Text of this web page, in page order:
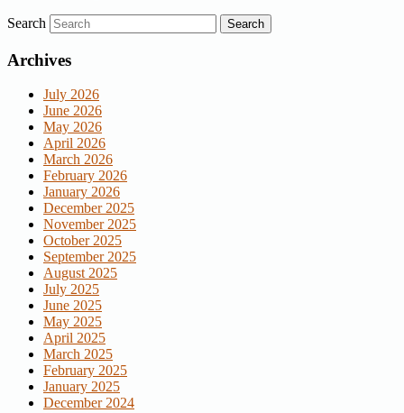
Search
Archives
July 2026
June 2026
May 2026
April 2026
March 2026
February 2026
January 2026
December 2025
November 2025
October 2025
September 2025
August 2025
July 2025
June 2025
May 2025
April 2025
March 2025
February 2025
January 2025
December 2024